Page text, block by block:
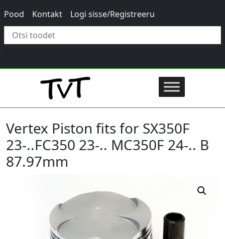
Pood Kontakt Logi sisse/Registreeru
Vertex Piston fits for SX350F
23-..FC350 23-.. MC350F 24-.. B
87.97mm